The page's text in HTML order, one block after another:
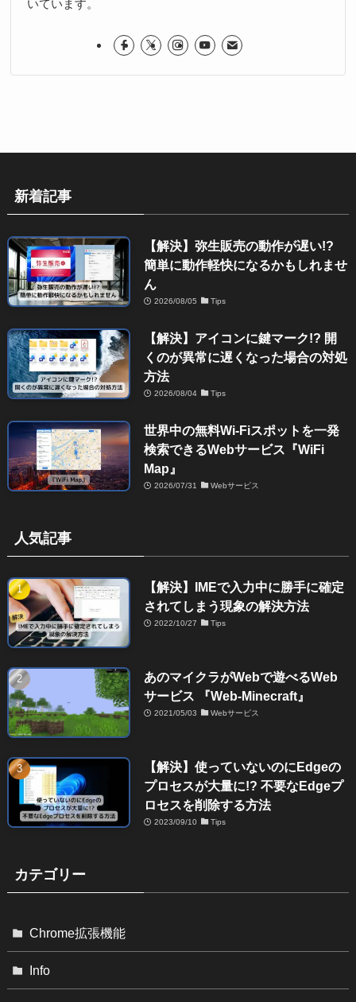
いています。
新着記事
【解決】弥生販売の動作が遅い!?
簡単に動作軽快になるかもしれませ
ん
2026/08/05 Tips
【解決】アイコンに鍵マーク!? 開
くのが異常に遅くなった場合の対処
方法
2026/08/04 Tips
世界中の無料Wi-Fiスポットを一発
検索できるWebサービス『WiFi
Map』
2026/07/31 Webサービス
人気記事
【解決】IMEで入力中に勝手に確定
されてしまう現象の解決方法
2022/10/27 Tips
あのマイクラがWebで遊べるWeb
サービス 『Web-Minecraft』
2021/05/03 Webサービス
【解決】使っていないのにEdgeの
プロセスが大量に!? 不要なEdgeプ
ロセスを削除する方法
2023/09/10 Tips
カテゴリー
Chrome拡張機能
Info